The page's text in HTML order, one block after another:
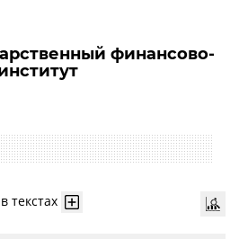
финансово-
текстах